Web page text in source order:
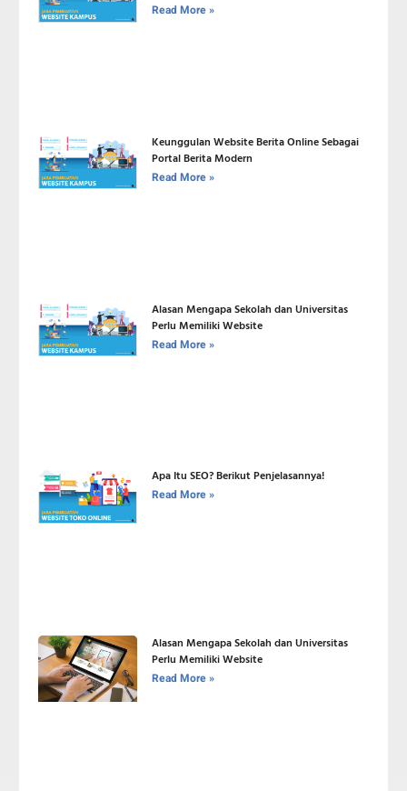
Read More »
Keunggulan Website Berita Online Sebagai
Portal Berita Modern
Read More »
Alasan Mengapa Sekolah dan Universitas
Perlu Memiliki Website
Read More »
Apa Itu SEO? Berikut Penjelasannya!
Read More »
Alasan Mengapa Sekolah dan Universitas
Perlu Memiliki Website
Read More »